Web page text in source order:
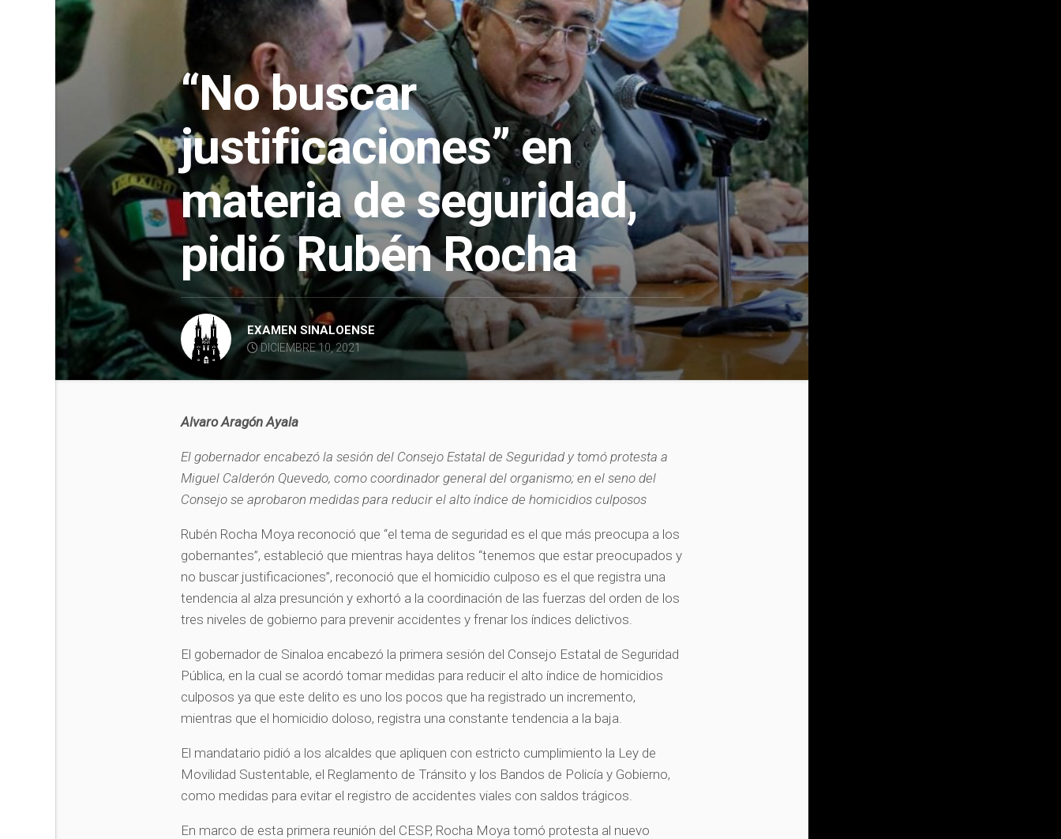
“No buscar
justificaciones” en
materia de seguridad,
pidió Rubén Rocha
EXAMEN SINALOENSE
DICIEMBRE 10, 2021
Alvaro Aragón Ayala
El gobernador encabezó la sesión del Consejo Estatal de Seguridad y tomó protesta a
Miguel Calderón Quevedo, como coordinador general del organismo; en el seno del
Consejo se aprobaron medidas para reducir el alto índice de homicidios culposos
Rubén Rocha Moya reconoció que “el tema de seguridad es el que más preocupa a los
gobernantes”, estableció que mientras haya delitos “tenemos que estar preocupados y
no buscar justificaciones”, reconoció que el homicidio culposo es el que registra una
tendencia al alza presunción y exhortó a la coordinación de las fuerzas del orden de los
tres niveles de gobierno para prevenir accidentes y frenar los índices delictivos.
El gobernador de Sinaloa encabezó la primera sesión del Consejo Estatal de Seguridad
Pública, en la cual se acordó tomar medidas para reducir el alto índice de homicidios
culposos ya que este delito es uno los pocos que ha registrado un incremento,
mientras que el homicidio doloso, registra una constante tendencia a la baja.
El mandatario pidió a los alcaldes que apliquen con estricto cumplimiento la Ley de
Movilidad Sustentable, el Reglamento de Tránsito y los Bandos de Policía y Gobierno,
como medidas para evitar el registro de accidentes viales con saldos trágicos.
En marco de esta primera reunión del CESP, Rocha Moya tomó protesta al nuevo